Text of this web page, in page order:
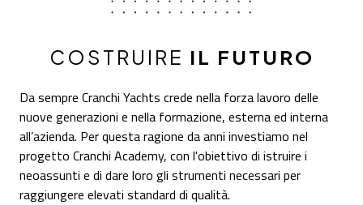
COSTRUIRE IL FUTURO
Da sempre Cranchi Yachts crede nella forza lavoro delle
nuove generazioni e nella formazione, esterna ed interna
all’azienda. Per questa ragione da anni investiamo nel
progetto Cranchi Academy, con l'obiettivo di istruire i
neoassunti e di dare loro gli strumenti necessari per
raggiungere elevati standard di qualità.